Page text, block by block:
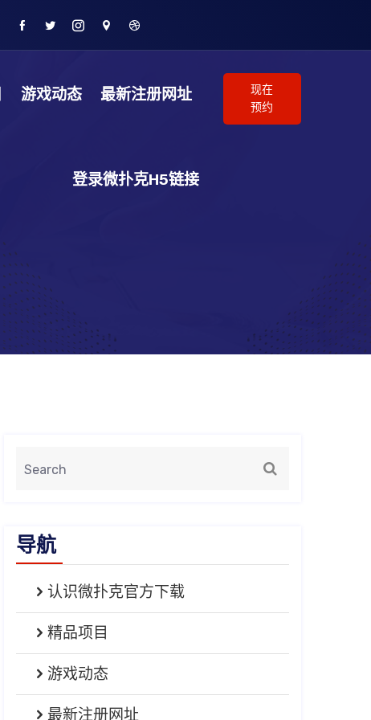
游戏动态 最新注册网址
登录微扑克H5链接
现在
预约
导航
认识微扑克官方下载
精品项目
游戏动态
最新注册网址